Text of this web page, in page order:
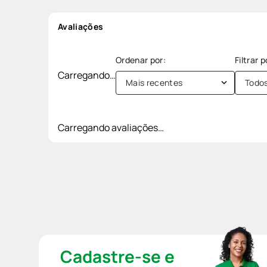
Avaliações
Carregando…
Mais recentes
Carregando avaliações…
Cadastre-se e